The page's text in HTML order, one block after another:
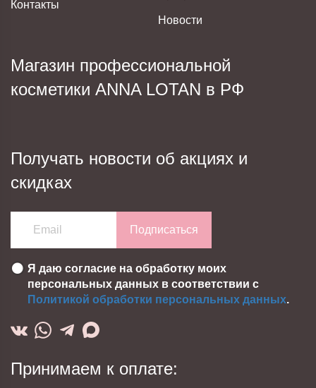
Контакты
Новости
Магазин профессиональной
косметики ANNA LOTAN в РФ
Получать новости об акциях и
скидках
Подписаться
Я даю согласие на обработку моих
персональных данных в соответствии с
Политикой обработки персональных данных.
Принимаем к оплате: